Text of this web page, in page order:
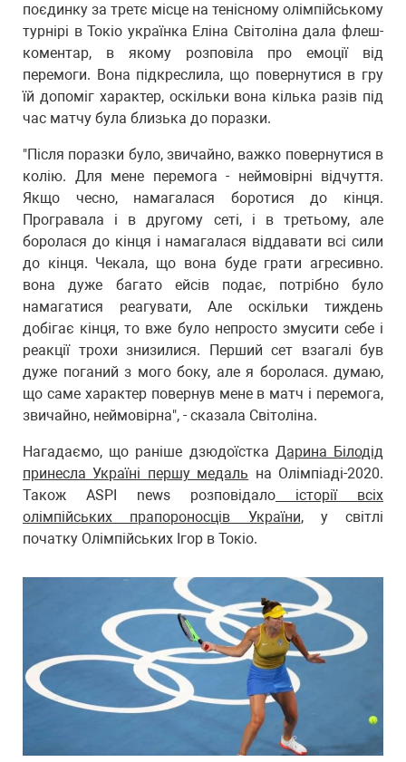
поєдинку за третє місце на тенісному олімпійському
турнірі в Токіо українка Еліна Світоліна дала флеш-
коментар, в якому розповіла про емоції від
перемоги. Вона підкреслила, що повернутися в гру
їй допоміг характер, оскільки вона кілька разів під
час матчу була близька до поразки.
"Після поразки було, звичайно, важко повернутися в
колію. Для мене перемога - неймовірні відчуття.
Якщо чесно, намагалася боротися до кінця.
Програвала і в другому сеті, і в третьому, але
боролася до кінця і намагалася віддавати всі сили
до кінця. Чекала, що вона буде грати агресивно.
вона дуже багато ейсів подає, потрібно було
намагатися реагувати, Але оскільки тиждень
добігає кінця, то вже було непросто змусити себе і
реакції трохи знизилися. Перший сет взагалі був
дуже поганий з мого боку, але я боролася. думаю,
що саме характер повернув мене в матч і перемога,
звичайно, неймовірна", - сказала Світоліна.
Нагадаємо, що раніше дзюдоїстка Дарина Білодід
принесла Україні першу медаль на Олімпіаді-2020.
Також ASPI news розповідало історії всіх
олімпійських прапороносців України, у світлі
початку Олімпійських Ігор в Токіо.